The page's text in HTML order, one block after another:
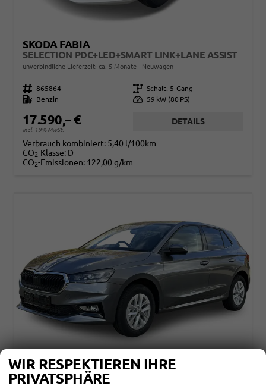
SKODA FABIA
SELECTION PDC+LED+SMART LINK+LANE ASSIST
unverbindliche Lieferzeit: ca. 5 Monate Neuwagen
Fahrzeugnr. 865864 Getriebe Schalt. 5-Gang
Kraftstoff
Benzin Leistung 59 kW (80 PS)
17.590,– €
incl. 19% MwSt.
DETAILS
Verbrauch kombiniert: 5,40 l/100km
CO2-Klasse: D
CO2-Emissionen: 122,00 g/km
SKODA FABIA
ESSENCE PDC+LED+LANE ASSIST
WIR RESPEKTIEREN IHRE
PRIVATSPHÄRE